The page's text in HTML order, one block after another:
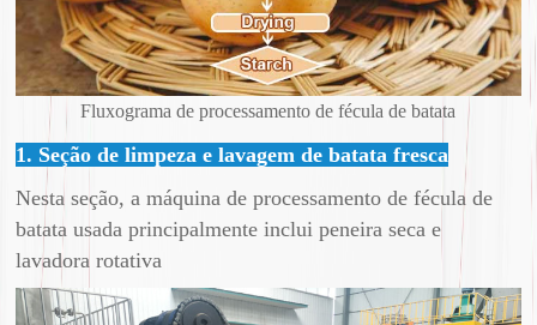
Fluxograma de processamento de fécula de batata
1. Seção de limpeza e lavagem de batata fresca
Nesta seção, a máquina de processamento de fécula de
batata usada principalmente inclui peneira seca e
lavadora rotativa